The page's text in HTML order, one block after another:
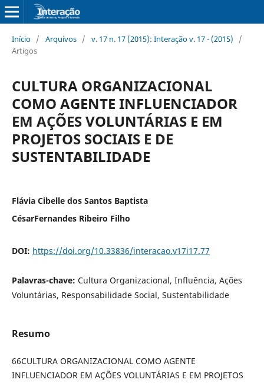
Início / Arquivos / v. 17 n. 17 (2015): Interação v. 17 - (2015)
/
Artigos
CULTURA ORGANIZACIONAL
COMO AGENTE INFLUENCIADOR
EM AÇÕES VOLUNTÁRIAS E EM
PROJETOS SOCIAIS E DE
SUSTENTABILIDADE
Flávia Cibelle dos Santos Baptista
CésarFernandes Ribeiro Filho
DOI: https://doi.org/10.33836/interacao.v17i17.77
Palavras-chave: Cultura Organizacional, Influência, Ações
Voluntárias, Responsabilidade Social, Sustentabilidade
Resumo
66CULTURA ORGANIZACIONAL COMO AGENTE
INFLUENCIADOR EM AÇÕES VOLUNTÁRIAS E EM PROJETOS